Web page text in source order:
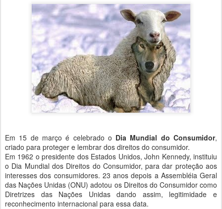
Em 15 de março é celebrado o Dia Mundial do Consumidor,
criado para proteger e lembrar dos direitos do consumidor.
Em 1962 o presidente dos Estados Unidos, John Kennedy, instituiu
o Dia Mundial dos Direitos do Consumidor, para dar proteção aos
interesses dos consumidores. 23 anos depois a Assembléia Geral
das Nações Unidas (ONU) adotou os Direitos do Consumidor como
Diretrizes das Nações Unidas dando assim, legitimidade e
reconhecimento internacional para essa data.